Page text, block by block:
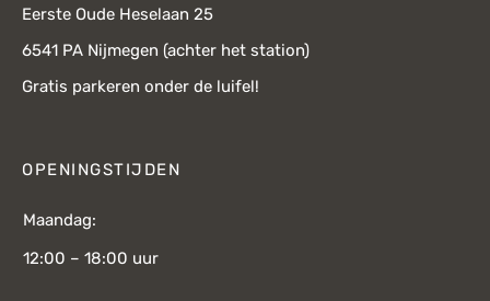
Eerste Oude Heselaan 25
6541 PA Nijmegen (achter het station)
Gratis parkeren onder de luifel!
OPENINGSTIJDEN
Maandag:
12:00 – 18:00 uur